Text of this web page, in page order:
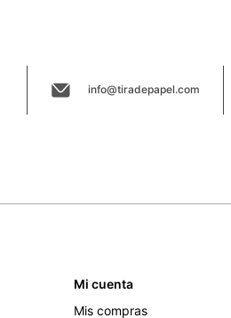
info@tiradepapel.com
Mi cuenta
Mis compras